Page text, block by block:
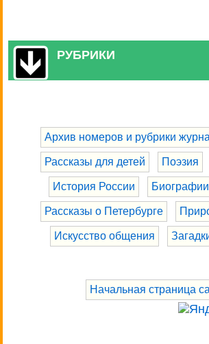
РУБРИКИ
Архив номеров и рубрики
Рассказы для детей Поэзия
История России
Рассказы о Петербурге
Искусство общения
Начальная страница